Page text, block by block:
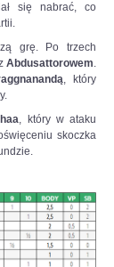
się nabrać, co
grę. Po trzech
Abdusattorowem.
, który
, który w ataku
skoczka